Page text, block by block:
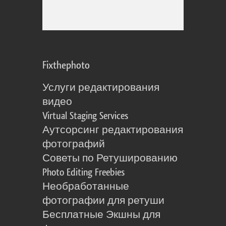
Fixthephoto
Услуги редактирования
видео
Virtual Staging Services
Аутсорсинг редактирования
фотографий
Советы по Ретушированию
Photo Editing Freebies
Необработанные
фотографии для ретуши
Бесплатные Экшны для